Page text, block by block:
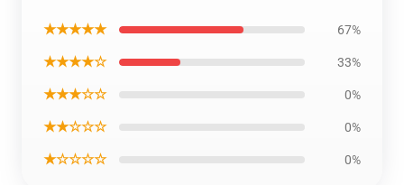
★★★★★ 67%
★★★★☆ 33%
★★★☆☆ 0%
★★☆☆☆ 0%
★☆☆☆☆ 0%